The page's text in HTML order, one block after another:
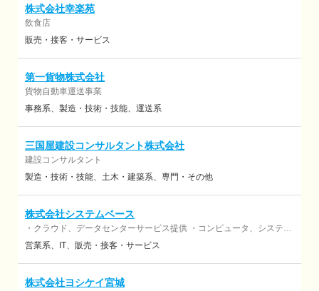
各種製造請負（本社工場）
株式会社幸楽苑
飲食店
販売・接客・サービス
第一貨物株式会社
貨物自動車運送事業
事務系
製造・技術・技能 運送系
三国屋建設コンサルタント株式会社
建設コンサルタント
製造・技術・技能
土木・建築系 専門・その他
株式会社システムベース
・クラウド、データセンターサービス提供 ・コンピュータ、システム
機器販売 ・ソフトウェアの設計開発 ・ソフトウェア、ハードウェア保
営業系 IT 販売・接客・サービス
株式会社ヨシケイ宮城